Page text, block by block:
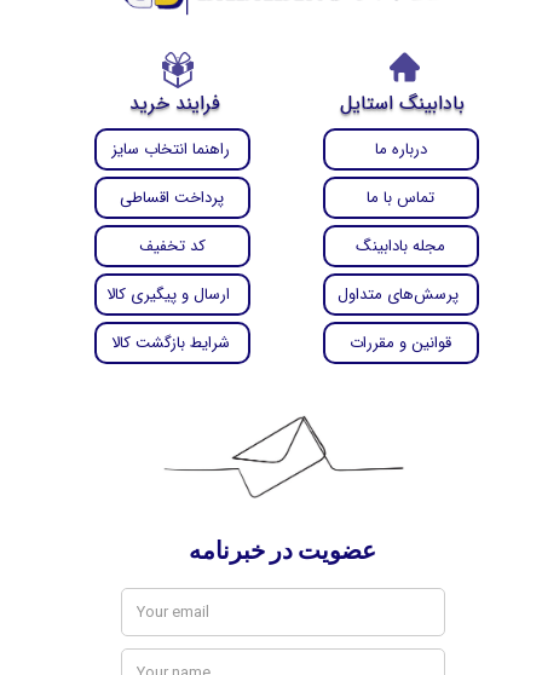
فرایند خرید بادابینگ استایل
راهنما انتخاب سایز
پرداخت اقساطی
کد تخفیف
ارسال و پیگیری کالا
شرایط بازگشت کالا
درباره ما
تماس با ما
مجله بادابینگ
پرسش‌های متداول
قوانین و مقررات